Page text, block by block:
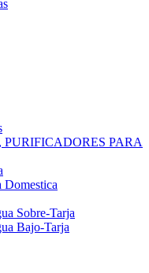
PARA
Domestica
Sobre-Tarja
Bajo-Tarja